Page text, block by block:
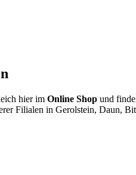
hier im Online Shopund
Filialen in Gerolstein, Daun,